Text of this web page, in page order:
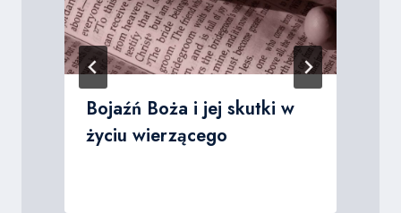
Bojaźń Boża i jej skutki w
życiu wierzącego